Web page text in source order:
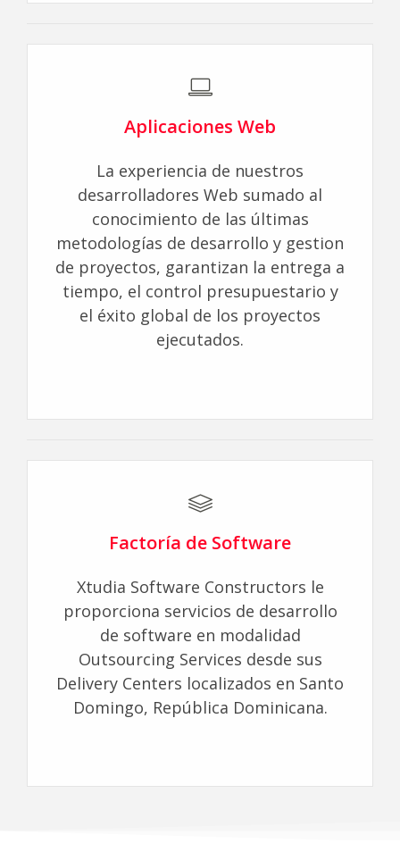
Aplicaciones Web
La experiencia de nuestros
desarrolladores Web sumado al
conocimiento de las últimas
metodologías de desarrollo y gestion
de proyectos, garantizan la entrega a
tiempo, el control presupuestario y
el éxito global de los proyectos
ejecutados.
Factoría de Software
Xtudia Software Constructors le
proporciona servicios de desarrollo
de software en modalidad
Outsourcing Services desde sus
Delivery Centers localizados en Santo
Domingo, República Dominicana.